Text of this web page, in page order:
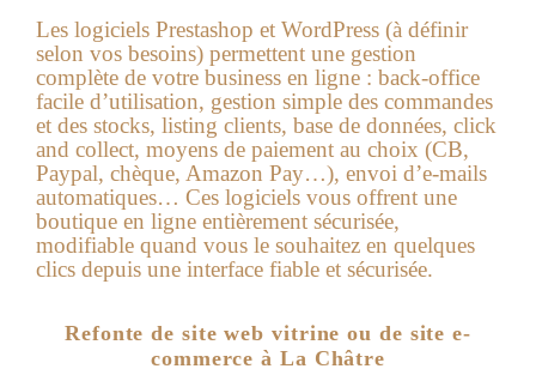
Les logiciels Prestashop et WordPress (à définir
selon vos besoins) permettent une gestion
complète de votre business en ligne : back-office
facile d’utilisation, gestion simple des commandes
et des stocks, listing clients, base de données, click
and collect, moyens de paiement au choix (CB,
Paypal, chèque, Amazon Pay…), envoi d’e-mails
automatiques… Ces logiciels vous offrent une
boutique en ligne entièrement sécurisée,
modifiable quand vous le souhaitez en quelques
clics depuis une interface fiable et sécurisée.
Refonte de site web vitrine ou de site e-
commerce à La Châtre